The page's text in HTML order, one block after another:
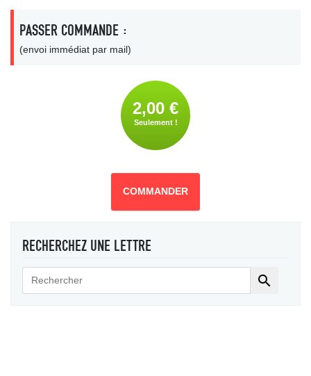
PASSER COMMANDE :
(envoi immédiat par mail)
2,00 €
Seulement !
COMMANDER
RECHERCHEZ UNE LETTRE
